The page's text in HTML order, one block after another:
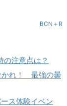
BCN＋R
注意点は？
かれ！ 最強の曇
ス体験イベン